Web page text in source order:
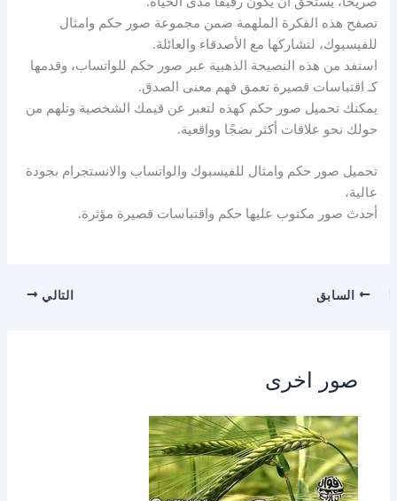
تصفح هذه الفكرة الملهمة ضمن مجموعة صور حكم وامثال
للفيسبوك، لتشاركها مع الأصدقاء والعائلة.
استفد من هذه النصيحة الذهبية عبر صور حكم للواتساب، وقدمها
كـ اقتباسات قصيرة تعمق فهم معنى الصدق.
يمكنك تحميل صور حكم كهذه لتعبر عن قيمك الشخصية وتلهم من
حولك نحو علاقات أكثر نضجًا وواقعية.
تحميل صور حكم وامثال للفيسبوك والواتساب والانستجرام بجودة
عالية،
أحدث صور مكتوب عليها حكم واقتباسات قصيرة مؤثرة.
السابق التالي
صور اخرى